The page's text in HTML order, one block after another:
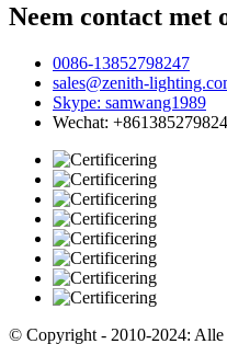
Neem contact met
0086-13852798247
sales@zenith-
Skype: samwang1989
Wechat:
© Copyright - 2010-2024: Alle